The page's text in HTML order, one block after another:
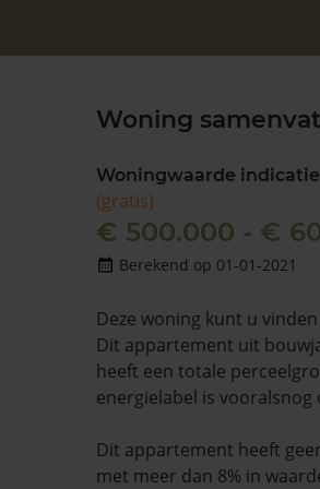
Woning
Woningwaarde indicatie
(gratis)
€ 500.000 - €
Berekend op 01-01-2021
Deze woning kunt u
Dit appartement uit
heeft een totale
energielabel is vooralsnog
Dit appartement heeft
met meer dan 8% in